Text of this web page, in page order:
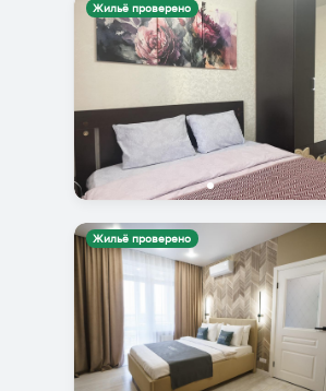
Жильё проверено
Жильё проверено